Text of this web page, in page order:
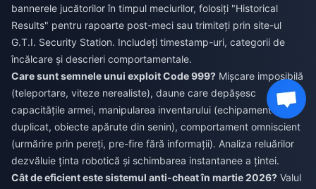
bannerele jucătorilor în timpul meciurilor, folosiți "Historical
Results" pentru rapoarte post-meci sau trimiteți prin site-ul
G.T.I. Security Station. Includeți timestamp-uri, categorii de
încălcare și descrieri comportamentale.
Care sunt semnele unui exploit Code 999? Mișcare imposibilă
(teleportare, viteze nerealiste), daune care depășesc
capacitățile armei, manipularea inventarului (echipament
duplicat, obiecte apărute din senin), comportament omniscient
(urmărire prin pereți, pre-fire fără informații). Analiza reluărilor
dezvăluie ținta robotică și schimbarea instantanee a țintei.
Cât de eficient este sistemul anti-cheat în martie 2026? Valul